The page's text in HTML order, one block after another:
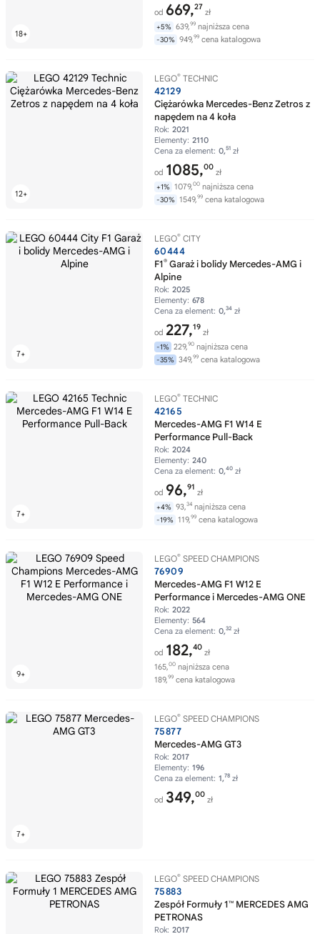
od 669,27
zł
+5% 639,99 najniższa cena
-30% 949,99 cena katalogowa
LEGO® TECHNIC
42129
Ciężarówka Mercedes-Benz Zetros z
napędem na 4 koła
Rok: 2021
Elementy: 2110
Cena za element: 0,51 zł
od 1085,00
zł
+1% 1079,00 najniższa cena
-30% 1549,99 cena katalogowa
LEGO® CITY
60444
F1® Garaż i bolidy Mercedes-AMG i
Alpine
Rok: 2025
Elementy: 678
Cena za element: 0,34 zł
od 227,19
zł
-1% 229,90 najniższa cena
-35% 349,99 cena katalogowa
LEGO® TECHNIC
42165
Mercedes-AMG F1 W14 E
Performance Pull-Back
Rok: 2024
Elementy: 240
Cena za element: 0,40 zł
od 96,91
zł
+4% 93,34 najniższa cena
-19% 119,99 cena katalogowa
LEGO® SPEED CHAMPIONS
76909
Mercedes-AMG F1 W12 E
Performance i Mercedes-AMG ONE
Rok: 2022
Elementy: 564
Cena za element: 0,32 zł
od 182,40
zł
165,00 najniższa cena
189,99 cena katalogowa
LEGO® SPEED CHAMPIONS
75877
Mercedes-AMG GT3
Rok: 2017
Elementy: 196
Cena za element: 1,78 zł
od 349,00
zł
LEGO® SPEED CHAMPIONS
75883
Zespół Formuły 1™ MERCEDES AMG
PETRONAS
Rok: 2017